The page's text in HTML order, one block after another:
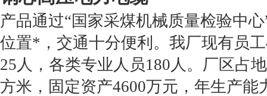
产品通过“国家采煤机械质量检验中
位置*，交通十分便利。我厂现有员工
25人，各类专业人员180人。厂区占
方米，固定资产4600万元，年生产能